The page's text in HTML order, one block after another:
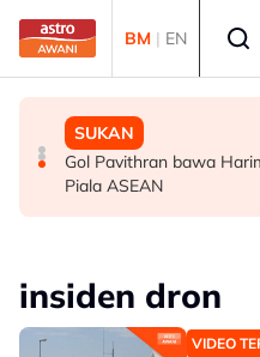
Skip to main content
BM | EN
MALAYSIA
Berita tempatan pilihan
MALAYSIA
Bapa lemas cuba
SUKAN
Gol Pavithran bawa
Piala ASEAN
insiden dron
VIDEO